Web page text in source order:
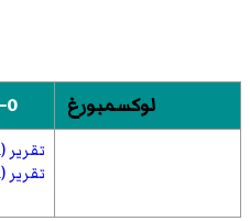
لوكسمبورغ
0–1
تقرير (FIFA)
تقرير (UEFA)